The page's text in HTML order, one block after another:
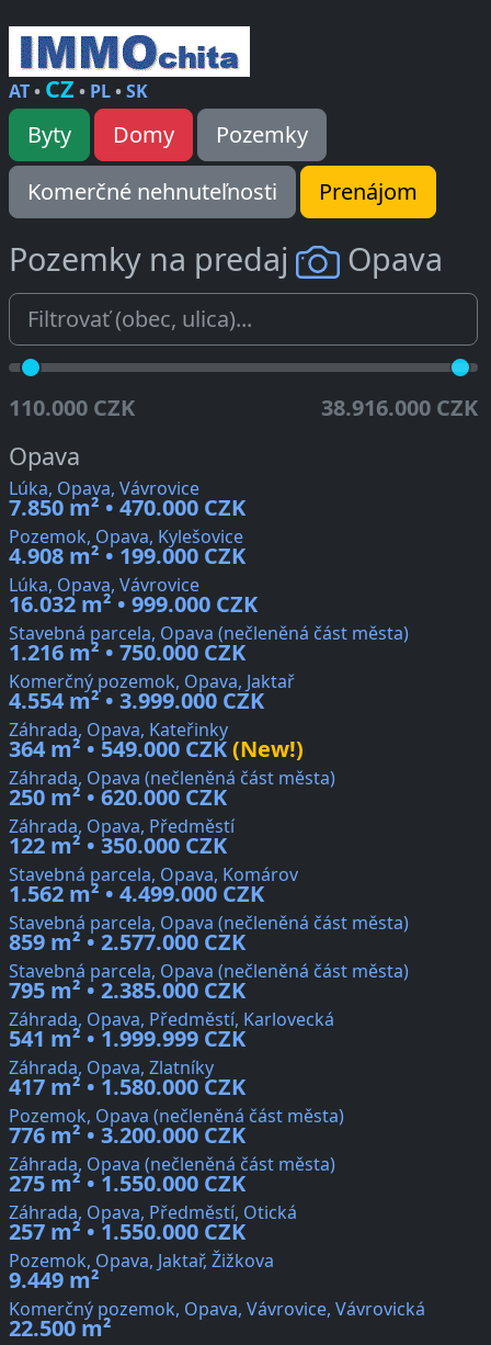
AT• CZ • PL•SK
Byty Domy
Pozemky
Komerčné nehnuteľnosti
Prenájom
Pozemky na predaj Opava
110.000 CZK 38.916.000 CZK
Opava
Lúka, Opava, Vávrovice
7.850 m² • 470.000 CZK
Pozemok, Opava, Kylešovice
4.908 m² • 199.000 CZK
Lúka, Opava, Vávrovice
16.032 m² • 999.000 CZK
Stavebná parcela, Opava (nečleněná část města)
1.216 m² • 750.000 CZK
Komerčný pozemok, Opava, Jaktař
4.554 m² • 3.999.000 CZK
Záhrada, Opava, Kateřinky
364 m² • 549.000 CZK(New!)
Záhrada, Opava (nečleněná část města)
250 m² • 620.000 CZK
Záhrada, Opava, Předměstí
122 m² • 350.000 CZK
Stavebná parcela, Opava, Komárov
1.562 m² • 4.499.000 CZK
Stavebná parcela, Opava (nečleněná část města)
859 m² • 2.577.000 CZK
Stavebná parcela, Opava (nečleněná část města)
795 m² • 2.385.000 CZK
Záhrada, Opava, Předměstí, Karlovecká
541 m² • 1.999.999 CZK
Záhrada, Opava, Zlatníky
417 m² • 1.580.000 CZK
Pozemok, Opava (nečleněná část města)
776 m² • 3.200.000 CZK
Záhrada, Opava (nečleněná část města)
275 m² • 1.550.000 CZK
Záhrada, Opava, Předměstí, Otická
257 m² • 1.550.000 CZK
Pozemok, Opava, Jaktař, Žižkova
9.449 m²
Komerčný pozemok, Opava, Vávrovice, Vávrovická
22.500 m²